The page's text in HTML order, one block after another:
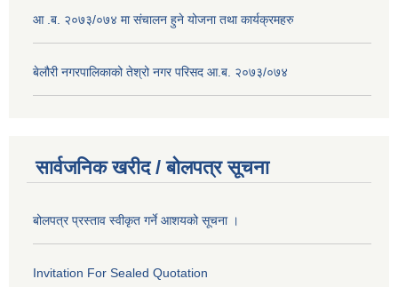
आ .ब. २०७३/०७४ मा संचालन हुने योजना तथा कार्यक्रमहरु
बेलौरी नगरपालिकाको तेश्रो नगर परिसद आ.ब. २०७३/०७४
सार्वजनिक खरीद / बोलपत्र सूचना
बोलपत्र प्रस्ताव स्वीकृत गर्ने आशयको सूचना ।
Invitation For Sealed Quotation